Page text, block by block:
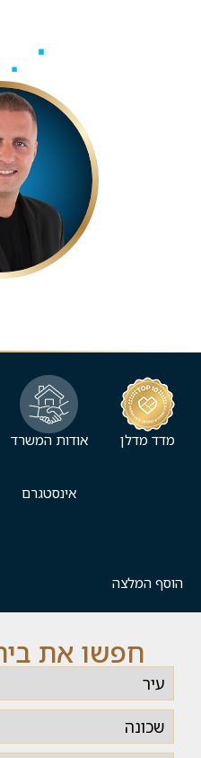
מדד מדלן אודות המשרד
אינסטגרם
הוסף המלצה
חפשו את